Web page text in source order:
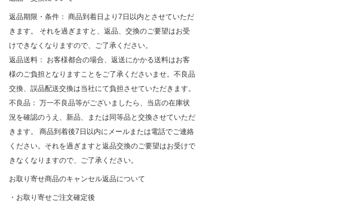
返品期限・条件： 商品到着日より7日以内とさせていただ
きます。 それを過ぎますと、返品、交換のご要望はお受
けできなくなりますので、ご了承ください。
返品送料： お客様都合の場合、返送にかかる送料はお客
様のご負担となりますことをご了承くださいませ。不良品
交換、誤品配送交換は当社にて負担させていただきます。
不良品： 万一不良品等がございましたら、当店の在庫状
況を確認のうえ、新品、または同等品と交換させていただ
きます。 商品到着後7日以内にメールまたは電話でご連絡
ください。それを過ぎますと返品交換のご要望はお受けで
きなくなりますので、ご了承ください。
お取り寄せ商品のキャンセル返品について
・お取り寄せご注文確定後